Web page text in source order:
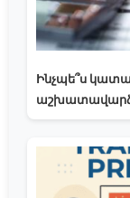
Ինչպե՞ս